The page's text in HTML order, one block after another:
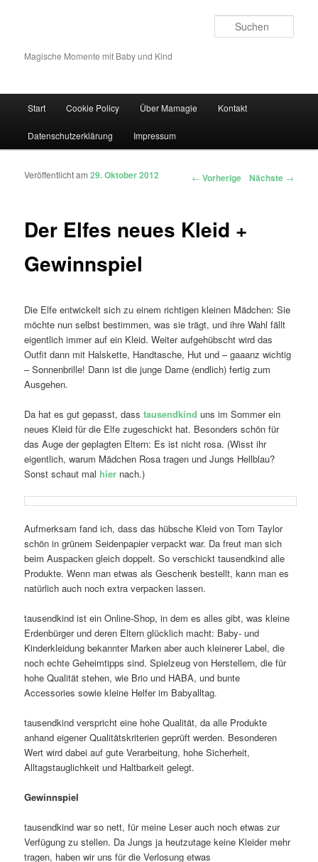
Magische Momente mit Baby und Kind
Zum Inhalt wechseln
Zum sekundären Inhalt wechseln
Start Cookie Policy Über Mamagie Kontakt
Datenschutzerklärung Impressum
Artikelnavigation ← Vorherige Nächste →
Der Elfes neues Kleid +
Gewinnspiel
Veröffentlicht am29. Oktober 2012
Die Elfe entwickelt sich zu einem richtigen kleinen Mädchen: Sie
möchte nun selbst bestimmen, was sie trägt, und ihre Wahl fällt
eigentlich immer auf ein Kleid. Weiter aufgehübscht wird das
Outfit dann mit Halskette, Handtasche, Hut und – gaaanz wichtig
– Sonnenbrille! Dann ist die junge Dame (endlich) fertig zum
Ausgehen.
Da hat es gut gepasst, dasstausendkind uns im Sommer ein
neues Kleid für die Elfe zugeschickt hat. Besonders schön für
das Auge der geplagten Eltern: Es ist nicht rosa. (Wisst ihr
eigentlich, warum Mädchen Rosa tragen und Jungs Hellblau?
Sonst schaut mal hier nach.)
Aufmerksam fand ich, dass das hübsche Kleid von Tom Taylor
schön in grünem Seidenpapier verpackt war. Da freut man sich
beim Auspacken gleich doppelt. So verschickt tausendkind alle
Produkte. Wenn man etwas als Geschenk bestellt, kann man es
natürlich auch noch extra verpacken lassen.
tausendkind ist ein Online-Shop, in dem es alles gibt, was kleine
Erdenbürger und deren Eltern glücklich macht: Baby- und
Kinderkleidung bekannter Marken aber auch kleinerer Label, die
noch echte Geheimtipps sind. Spielzeug von Herstellern, die für
hohe Qualität stehen, wie Brio und HABA, und bunte
Accessories sowie kleine Helfer im Babyalltag.
tausendkind verspricht eine hohe Qualität, da alle Produkte
anhand eigener Qualitätskriterien geprüft werden. Besonderen
Wert wird dabei auf gute Verarbeitung, hohe Sicherheit,
Alltagstauglichkeit und Haltbarkeit gelegt.
Gewinnspiel
tausendkind war so nett, für meine Leser auch noch etwas zur
Verfügung zu stellen. Da Jungs ja heutzutage keine Kleider mehr
tragen, haben wir uns für die Verlosung etwas